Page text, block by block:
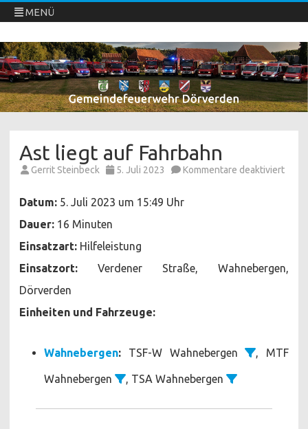
MENÜ
Freiwillige Feuerwehren Dörverden
Direkt
zum
Inhalt
springen
Ast liegt auf Fahrbahn
Gerrit Steinbeck 5. Juli 2023 Kommentare deaktiviertfür
Datum: 5. Juli 2023 um 15:49 Uhr
Dauer: 16 Minuten
Einsatzart: Hilfeleistung
Einsatzort: Verdener Straße, Wahnebergen,
Dörverden
Einheiten und Fahrzeuge:
Wahnebergen: TSF-W Wahnebergen , MTF
Wahnebergen , TSA Wahnebergen